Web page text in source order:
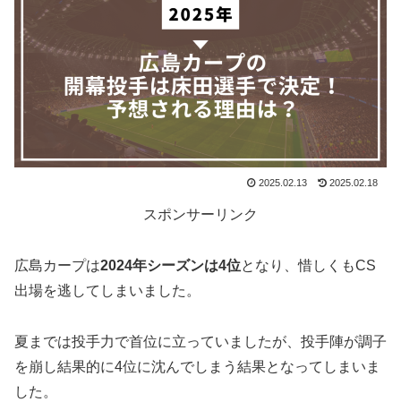
2025.02.13 2025.02.18
スポンサーリンク
広島カープは2024年シーズンは4位となり、惜しくもCS
出場を逃してしまいました。
夏までは投手力で首位に立っていましたが、投手陣が調子
を崩し結果的に4位に沈んでしまう結果となってしまいま
した。